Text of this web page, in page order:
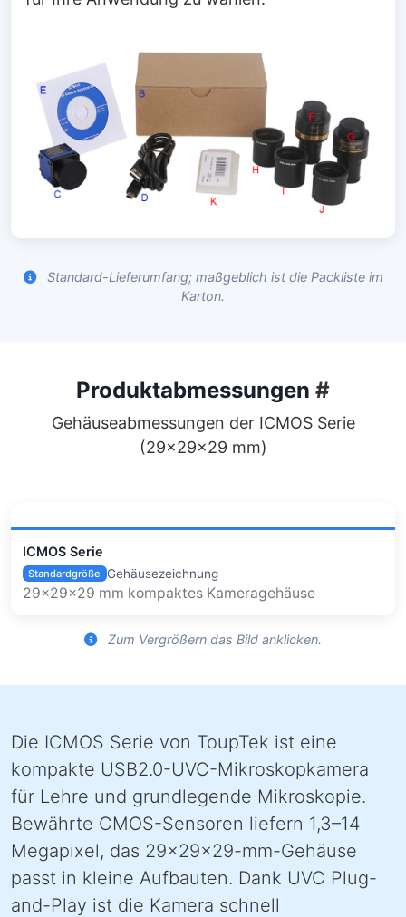
Standard-Lieferumfang; maßgeblich ist die Packliste im
Karton.
Produktabmessungen #
Gehäuseabmessungen der ICMOS Serie
(29×29×29 mm)
ICMOS Serie
Standardgröße Gehäusezeichnung
29×29×29 mm kompaktes Kameragehäuse
Zum Vergrößern das Bild anklicken.
Die ICMOS Serie von ToupTek ist eine
kompakte USB2.0-UVC-Mikroskopkamera
für Lehre und grundlegende Mikroskopie.
Bewährte CMOS-Sensoren liefern 1,3–14
Megapixel, das 29×29×29-mm-Gehäuse
passt in kleine Aufbauten. Dank UVC Plug-
and-Play ist die Kamera schnell